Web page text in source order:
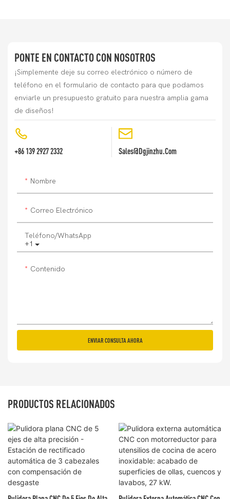
PONTE EN CONTACTO CON NOSOTROS
¡Simplemente deje su correo electrónico o número de
teléfono en el formulario de contacto para que podamos
enviarle un presupuesto gratuito para nuestra amplia gama
de diseños!
+86 139 2927 2332 Sales@dgjinzhu.com
Nombre
Correo Electrónico
+1
Teléfono/WhatsApp
Contenido
ENVIAR CONSULTA AHORA
PRODUCTOS RELACIONADOS